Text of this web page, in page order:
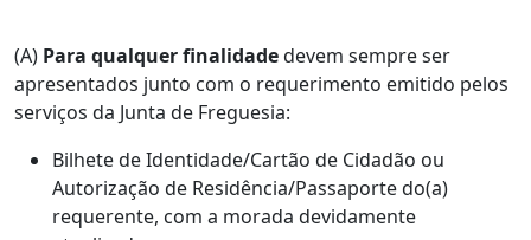
(A) Para qualquer finalidadedevem sempre ser
apresentados junto com o requerimento emitido pelos
serviços da Junta de Freguesia:
Bilhete de Identidade/Cartão de Cidadão ou
Autorização de Residência/Passaporte do(a)
requerente, com a morada devidamente